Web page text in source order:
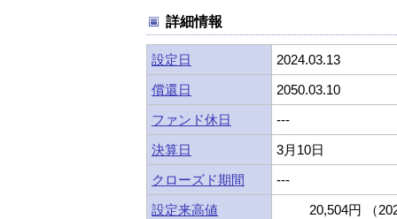
詳細情報
設定日
2024.03.13
償還日
2050.03.10
ファンド休日
---
決算日
3月10日
クローズド期間
---
設定来高値
20,504円 （